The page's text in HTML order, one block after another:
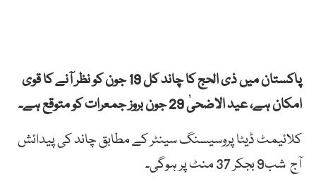
پاکستان میں ذی الحج کا چاند کل 19 جون کو نظر آنے کا قوی
امکان ہے، عید الاضحیٰ 29 جون بروز جمعرات کو متوقع ہے۔
کلائیمٹ ڈیٹا پروسیسنگ سینٹر کے مطابق چاند کی پیدائش
آج شب9 بجکر 37 منٹ پر ہوگی۔